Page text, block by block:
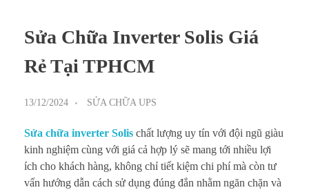
Sửa Chữa Inverter Solis Giá
Rẻ Tại TPHCM
13/12/2024 SỬA CHỮA UPS
Sửa chữa inverter Solis chất lượng uy tín với đội ngũ giàu
kinh nghiệm cùng với giá cả hợp lý sẽ mang tới nhiều lợi
ích cho khách hàng, không chỉ tiết kiệm chi phí mà còn tư
vấn hướng dẫn cách sử dụng đúng đắn nhằm ngăn chặn và